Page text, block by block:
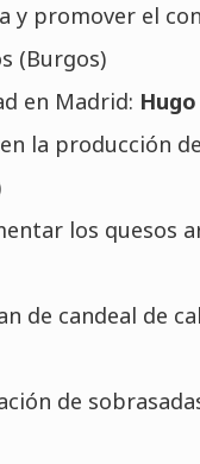
promover el
(Burgos)
en Madrid:
la producción
los quesos
de candeal de
de